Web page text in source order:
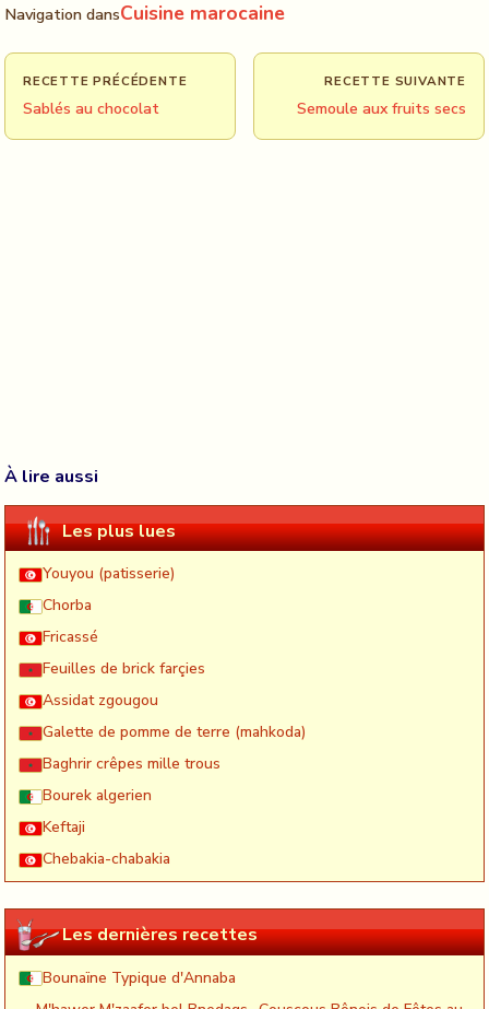
Navigation dansCuisine marocaine
RECETTE PRÉCÉDENTE
Sablés au chocolat
RECETTE SUIVANTE
Semoule aux fruits secs
À lire aussi
Les plus lues
Youyou (patisserie)
Chorba
Fricassé
Feuilles de brick farçies
Assidat zgougou
Galette de pomme de terre (mahkoda)
Baghrir crêpes mille trous
Bourek algerien
Keftaji
Chebakia-chabakia
Les dernières recettes
Bounaïne Typique d'Annaba